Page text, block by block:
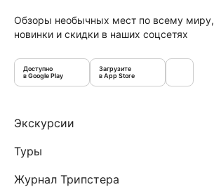
Обзоры необычных мест по всему миру,
новинки и скидки в наших соцсетях
Доступно
в Google Play
Загрузите
в App Store
Экскурсии
Туры
Журнал Трипстера